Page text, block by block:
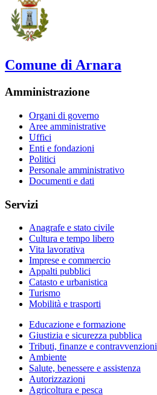
Comune di Arnara
Amministrazione
Organi di governo
Aree amministrative
Uffici
Enti e fondazioni
Politici
Personale amministrativo
Documenti e dati
Servizi
Anagrafe e stato civile
Cultura e tempo libero
Vita lavorativa
Imprese e commercio
Appalti pubblici
Catasto e urbanistica
Turismo
Mobilità e trasporti
Educazione e formazione
Giustizia e sicurezza pubblica
Tributi, finanze e contravvenzioni
Ambiente
Salute, benessere e assistenza
Autorizzazioni
Agricoltura e pesca